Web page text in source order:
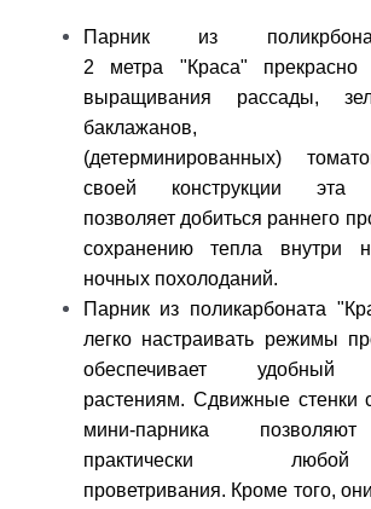
Парник из
2 метра "Краса" прекрасно
выращивания рассады,
баклажанов,
(детерминированных)
своей конструкции эта
позволяет добиться раннего
сохранению тепла внутри
ночных похолоданий.
Парник из поликарбоната
легко настраивать режимы
обеспечивает
растениям. Сдвижные стенки
мини-парника
практически
проветривания. Кроме того,